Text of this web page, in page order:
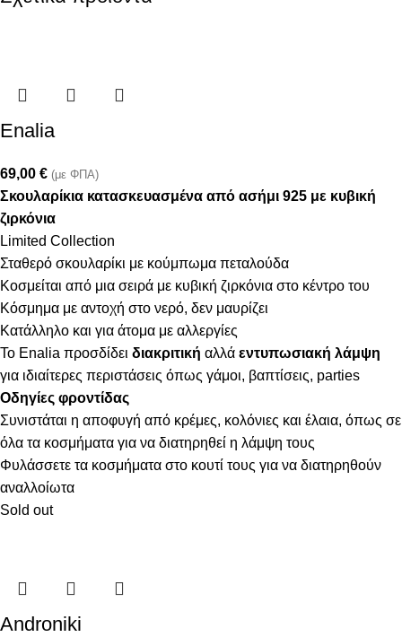
Enalia
69,00 € (με ΦΠΑ)
Σκουλαρίκια κατασκευασμένα από ασήμι 925 με κυβική
ζιρκόνια
Limited Collection
Σταθερό σκουλαρίκι με κούμπωμα πεταλούδα
Κοσμείται από μια σειρά με κυβική ζιρκόνια στο κέντρο του
Κόσμημα με αντοχή στο νερό, δεν μαυρίζει
Κατάλληλο και για άτομα με αλλεργίες
Το Enalia προσδίδει διακριτική αλλά εντυπωσιακή λάμψη
για ιδιαίτερες περιστάσεις όπως γάμοι, βαπτίσεις, parties
Οδηγίες φροντίδας
Συνιστάται η αποφυγή από κρέμες, κολόνιες και έλαια, όπως σε
όλα τα κοσμήματα για να διατηρηθεί η λάμψη τους
Φυλάσσετε τα κοσμήματα στο κουτί τους για να διατηρηθούν
αναλλοίωτα
Sold out
Androniki